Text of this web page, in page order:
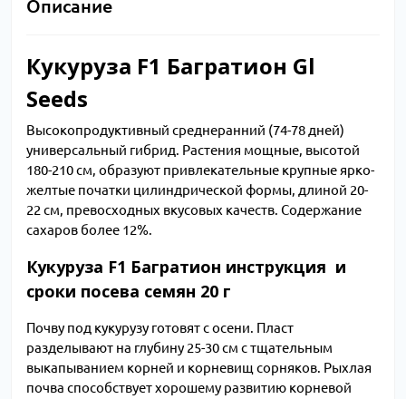
Описание
Кукуруза F1 Багратион Gl
Seeds
Высокопродуктивный среднеранний (74-78 дней)
универсальный гибрид. Растения мощные, высотой
180-210 см, образуют привлекательные крупные ярко-
желтые початки цилиндрической формы, длиной 20-
22 см, превосходных вкусовых качеств. Содержание
сахаров более 12%.
Кукуруза F1 Багратион инструкция и
сроки посева семян 20 г
Почву под кукурузу готовят с осени. Пласт
разделывают на глубину 25-30 см с тщательным
выкапыванием корней и корневищ сорняков. Рыхлая
почва способствует хорошему развитию корневой